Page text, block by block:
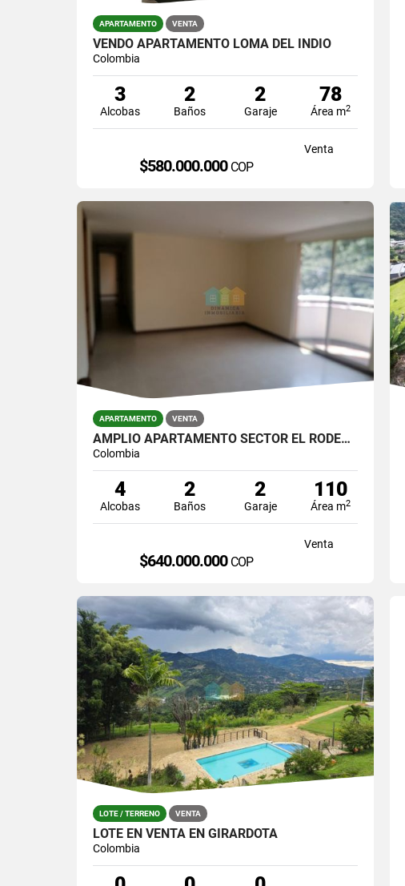
APARTAMENTO VENTA
VENDO APARTAMENTO LOMA DEL INDIO
Colombia
3
Alcobas
2
Baños
2
Garaje
78
Área m2
Venta
$580.000.000 COP
APARTAMENTO VENTA
AMPLIO APARTAMENTO SECTOR EL RODEO/LA MOTA
Colombia
4
Alcobas
2
Baños
2
Garaje
110
Área m2
Venta
$640.000.000 COP
LOTE / TERRENO VENTA
LOTE EN VENTA EN GIRARDOTA
Colombia